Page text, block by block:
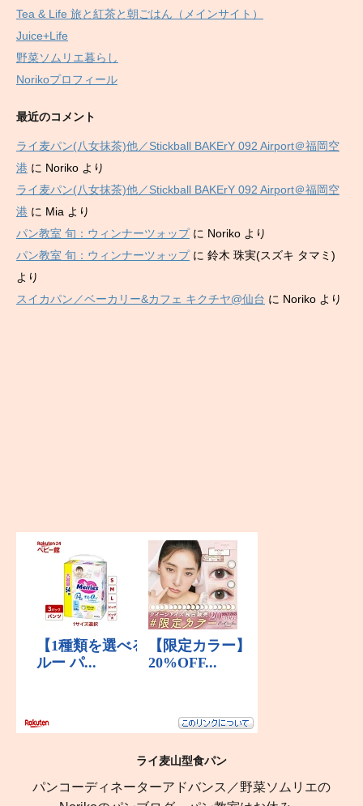
Tea & Life 旅と紅茶と朝ごはん（メインサイト）
Juice+Life
野菜ソムリエ暮らし
Norikoプロフィール
最近のコメント
ライ麦パン(八女抹茶)他／Stickball BAKErY 092 Airport＠福岡空
港 に Noriko より
ライ麦パン(八女抹茶)他／Stickball BAKErY 092 Airport＠福岡空
港 に Mia より
パン教室 旬：ウィンナーツォップに Noriko より
パン教室 旬：ウィンナーツォップに 鈴木 珠実(スズキ タマミ)
より
スイカパン／ベーカリー&カフェ キクチヤ@仙台 に Noriko より
ライ麦山型食パン
パンコーディネーターアドバンス／野菜ソムリエの